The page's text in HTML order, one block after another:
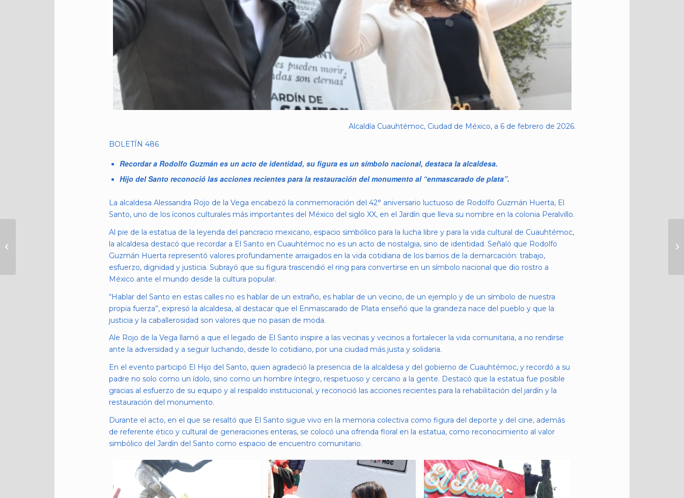
Alcaldía Cuauhtémoc, Ciudad de México, a 6 de febrero de 2026.
BOLETÍN 486
Recordar a Rodolfo Guzmán es un acto de identidad, su figura es un símbolo nacional, destaca la alcaldesa.
Hijo del Santo reconoció las acciones recientes para la restauración del monumento al “enmascarado de plata”.
La alcaldesa Alessandra Rojo de la Vega encabezó la conmemoración del 42° aniversario luctuoso de Rodolfo Guzmán Huerta, El
Santo, uno de los íconos culturales más importantes del México del siglo XX, en el Jardín que lleva su nombre en la colonia Peralvillo.
Al pie de la estatua de la leyenda del pancracio mexicano, espacio simbólico para la lucha libre y para la vida cultural de Cuauhtémoc,
la alcaldesa destacó que recordar a El Santo en Cuauhtémoc no es un acto de nostalgia, sino de identidad. Señaló que Rodolfo
Guzmán Huerta representó valores profundamente arraigados en la vida cotidiana de los barrios de la demarcación: trabajo,
esfuerzo, dignidad y justicia. Subrayó que su figura trascendió el ring para convertirse en un símbolo nacional que dio rostro a
México ante el mundo desde la cultura popular.
“Hablar del Santo en estas calles no es hablar de un extraño, es hablar de un vecino, de un ejemplo y de un símbolo de nuestra
propia fuerza”, expresó la alcaldesa, al destacar que el Enmascarado de Plata enseñó que la grandeza nace del pueblo y que la
justicia y la caballerosidad son valores que no pasan de moda.
Ale Rojo de la Vega llamó a que el legado de El Santo inspire a las vecinas y vecinos a fortalecer la vida comunitaria, a no rendirse
ante la adversidad y a seguir luchando, desde lo cotidiano, por una ciudad más justa y solidaria.
En el evento participó El Hijo del Santo, quien agradeció la presencia de la alcaldesa y del gobierno de Cuauhtémoc, y recordó a su
padre no solo como un ídolo, sino como un hombre íntegro, respetuoso y cercano a la gente. Destacó que la estatua fue posible
gracias al esfuerzo de su equipo y al respaldo institucional, y reconoció las acciones recientes para la rehabilitación del jardín y la
restauración del monumento.
Durante el acto, en el que se resaltó que El Santo sigue vivo en la memoria colectiva como figura del deporte y del cine, además
de referente ético y cultural de generaciones enteras, se colocó una ofrenda floral en la estatua, como reconocimiento al valor
simbólico del Jardín del Santo como espacio de encuentro comunitario.